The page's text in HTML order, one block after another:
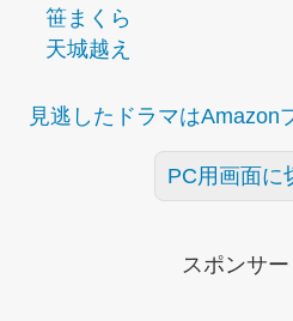
笹まくら
天城越え
見逃したドラマはAmazon
PC用画面に
スポンサー